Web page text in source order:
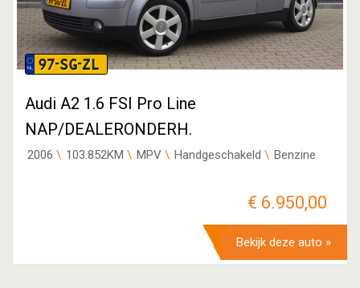
97-SG-ZL
Audi A2 1.6 FSI Pro Line
NAP/DEALERONDERH.
2006 103.852KM MPV Handgeschakeld Benzine
€ 6.950,00
Bekijk deze auto »